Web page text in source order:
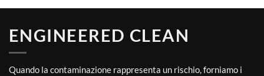
ENGINEERED CLEAN
Quando la contaminazione rappresenta un rischio, forniamo i